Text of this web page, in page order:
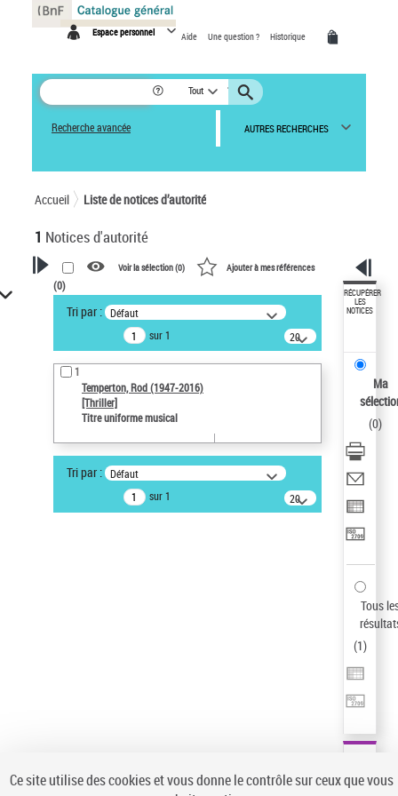
Espace personnel Aide Une question ? Historique
Tout
Recherche avancée AUTRES RECHERCHES
Accueil Liste de notices d’autorité
1 Notices d'autorité
VOTRE RECHERCHE
Recherche avancée dans les
notices d’autorité
Œuvres liées à l'auteur :
Temperton, Rod (1947-2016)
Auteur d’œuvre
Temperton, Rod (1947-2016)
Type de notice d'autorité
Voir la sélection (0) Ajouter à mes références
(0)
Tri par : Défaut
sur 1
20
résultats/page
1
Temperton, Rod (1947-2016)
[Thriller]
Titre uniforme musical
Tri par : Défaut
sur 1
20
résultats/page
RÉCUPÉRER
LES
NOTICES
Ma
(0)
Tous
(1)
Panneau de gestion des cookies
Ce site utilise des cookies et vous donne le contrôle sur ceux que vous